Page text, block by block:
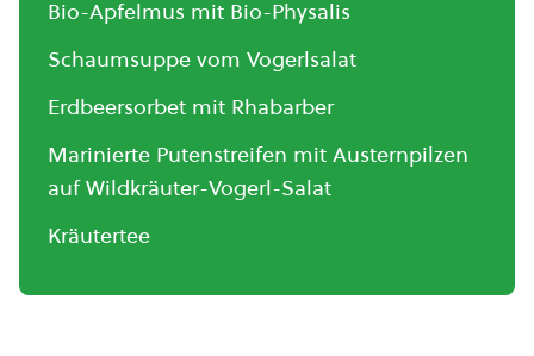
Bio-Apfelmus mit Bio-Physalis
Schaumsuppe vom Vogerlsalat
Erdbeersorbet mit Rhabarber
Marinierte Putenstreifen mit Austernpilzen
auf Wildkräuter-Vogerl-Salat
Kräutertee